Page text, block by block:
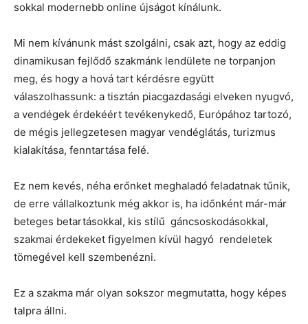
sokkal modernebb online újságot kínálunk.
Mi nem kívánunk mást szolgálni, csak azt, hogy az eddig
dinamikusan fejlődő szakmánk lendülete ne torpanjon
meg, és hogy a hová tart kérdésre együtt
válaszolhassunk: a tisztán piacgazdasági elveken nyugvó,
a vendégek érdekéért tevékenykedő, Európához tartozó,
de mégis jellegzetesen magyar vendéglátás, turizmus
kialakítása, fenntartása felé.
Ez nem kevés, néha erőnket meghaladó feladatnak tűnik,
de erre vállalkoztunk még akkor is, ha időnként már-már
beteges betartásokkal, kis stílű gáncsoskodásokkal,
szakmai érdekeket figyelmen kívül hagyó rendeletek
tömegével kell szembenézni.
Ez a szakma már olyan sokszor megmutatta, hogy képes
talpra állni.